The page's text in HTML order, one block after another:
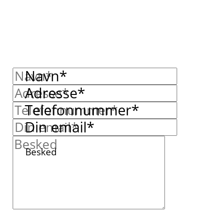
Navn*
Adresse*
Telefonnummer*
Din email*
Besked